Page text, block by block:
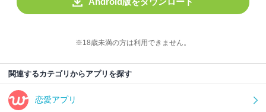
※18歳未満の方は利用できません。
関連するカテゴリからアプリを探す
恋愛アプリ